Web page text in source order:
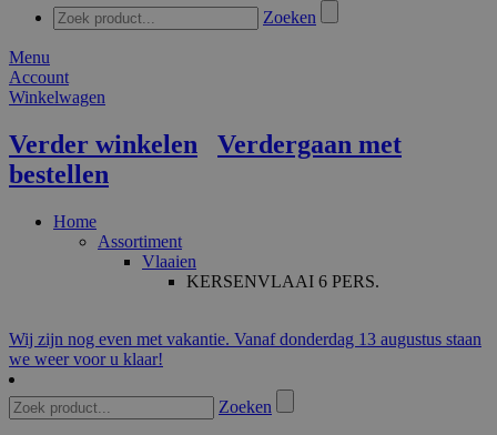
Zoeken
Menu
Account
Winkelwagen
Verder winkelen
Verdergaan met
bestellen
Home
Assortiment
Vlaaien
KERSENVLAAI 6 PERS.
Wij zijn nog even met vakantie. Vanaf donderdag 13 augustus staan
we weer voor u klaar!
Zoeken